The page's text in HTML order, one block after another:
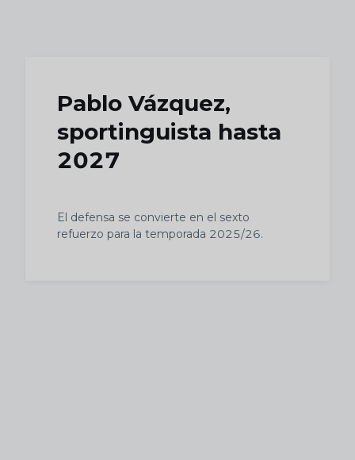
Pablo Vázquez,
sportinguista hasta
2027
El defensa se convierte en el sexto
refuerzo para la temporada 2025/26.